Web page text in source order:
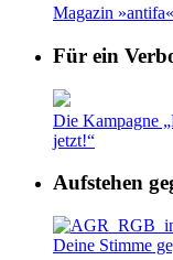
Magazin »antifa«
Für ein
Die Kampagne
jetzt!“
Aufstehen
Deine Stimme